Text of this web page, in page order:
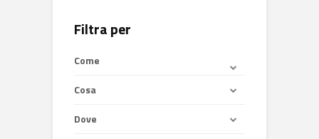
Filtra per
Come
Cosa
Dove